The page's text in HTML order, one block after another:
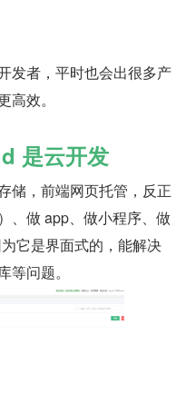
发者，平时也会出很多产
效。
是云开发
储，前端网页托管，反正
、做 app、做小程序、做
它是界面式的，能解决
问题。